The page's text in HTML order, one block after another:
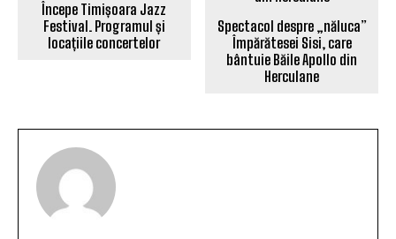
Începe Timișoara Jazz
Festival. Programul și
locațiile concertelor
Spectacol despre „năluca”
Împărătesei Sisi, care
bântuie Băile Apollo din
Herculane